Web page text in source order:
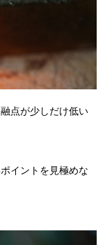
点が少しだけ低い
イントを見極めな